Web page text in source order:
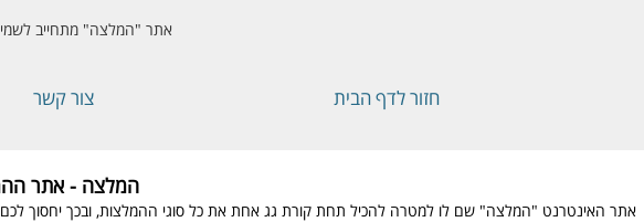
אתר "המלצה" מתחייב
חזור לדף הבית צור קשר
המלצה - אתר
אתר האינטרנט "המלצה" שם לו למטרה להכיל תחת קורת גג אחת את כל סוגי ההמלצות, ובכך יחסוך לכם